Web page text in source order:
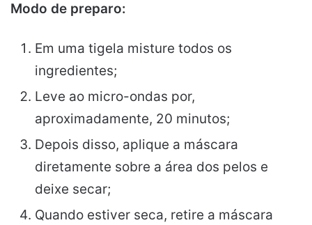
Modo de preparo:
Em uma tigela misture todos os
ingredientes;
Leve ao micro-ondas por,
aproximadamente, 20 minutos;
Depois disso, aplique a máscara
diretamente sobre a área dos pelos e
deixe secar;
Quando estiver seca, retire a máscara